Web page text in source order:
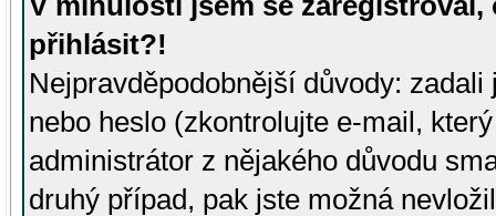
přihlásit?!
Nejpravděpodobnější důvody:
nebo heslo (zkontrolujte e-mail,
administrátor z nějakého důvodu
druhý případ, pak jste možná